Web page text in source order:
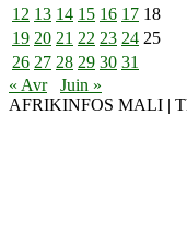
12 13 14 15 16 17 18
19 20 21 22 23 24 25
26 27 28 29 30 31
« Avr
Juin »
AFRIKINFOS MALI |